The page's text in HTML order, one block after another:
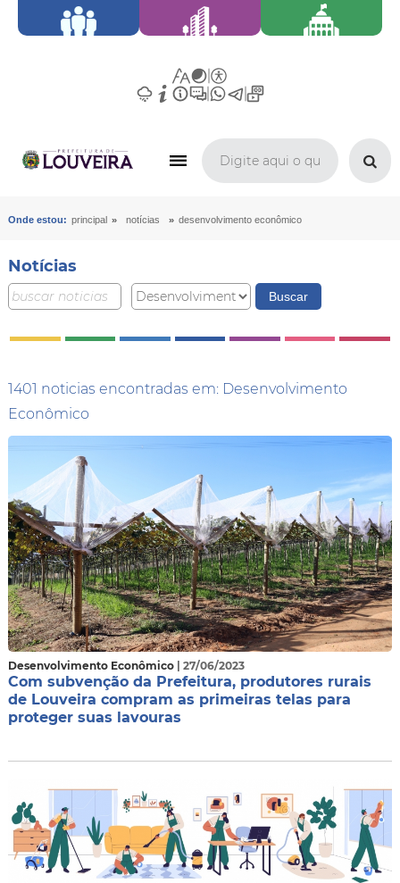
Onde estou: principal » notícias » desenvolvimento econômico
Notícias
1401 noticias encontradas em: Desenvolvimento
Econômico
Desenvolvimento Econômico | 27/06/2023
Com subvenção da Prefeitura, produtores rurais
de Louveira compram as primeiras telas para
proteger suas lavouras